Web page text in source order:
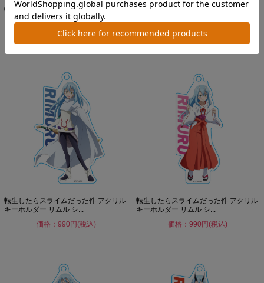
転生したらスライムだった件 アクリル
コースター (スタンド付...
価格：990円(税込)
転生したらスライムだった件 アクリル
価格：990円(税込)
転生したらスライムだった件 アクリル
キーホルダー リムル シ...
価格：990円(税込)
転生したらスライムだった件 アクリル
キーホルダー リムル シ...
価格：990円(税込)